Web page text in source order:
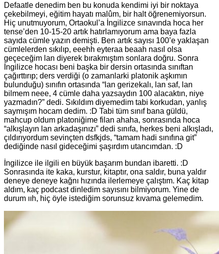
Defaatle denedim ben bu konuda kendimi iyi bir noktaya
çekebilmeyi, eğitim hayatı malûm, bir halt öğrenemiyorsun.
Hiç unutmuyorum, Ortaokul’a İngilizce sınavında hoca her
tense’den 10-15-20 artık hatırlamıyorum ama baya fazla
sayıda cümle yazın demişti. Ben artık sayısı 100’e yaklaşan
cümlelerden sıkılıp, eeehh eyteraa beaah nasıl olsa
geçeceğim lan diyerek bırakmıştım sonlara doğru. Sonra
İngilizce hocası beni başka bir dersin ortasında sınıftan
çağırttırıp; ders verdiği (o zamanlarki platonik aşkımın
bulunduğu) sınıfın ortasında “lan gerizekalı, lan saf, lan
bilmem neee, 4 cümle daha yazsaydın 100 alacaktın, niye
yazmadın?” dedi. Sıkıldım diyemedim tabi korkudan, yanlış
saymışım hocam dedim. :D Tabi tüm sınıf bana güldü,
mahcup oldum platoniğime filan ahaha, sonrasında hoca
“alkışlayın lan arkadaşınızı” dedi sınıfa, herkes beni alkışladı,
çıldırıyordum sevinçten dsfkjds, “tamam hadi sınıfına git”
dediğinde nasıl gideceğimi şaşırdım utancımdan. :D
İngilizce ile ilgili en büyük başarım bundan ibaretti. :D
Sonrasında ite kaka, kurstur, kitaptır, ona saldır, buna yaldır
deneye deneye kağnı hızında ilerlemeye çalıştım. Kaç kitap
aldım, kaç podcast dinledim sayısını bilmiyorum. Yine de
durum ııh, hiç öyle istediğim sorunsuz kıvama gelemedim.